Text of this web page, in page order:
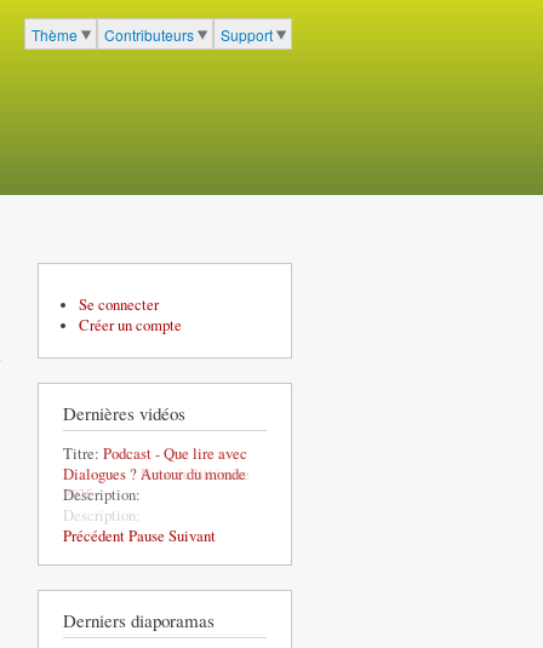
Menu du portail à 3 entrées
Thème Contributeurs Support
Se connecter
Créer un compte
Dernières vidéos
Titre: Podcast - Que lire avec
Dialogues ? Autour du monde
Description:
PrécédentPause Suivant
Derniers diaporamas